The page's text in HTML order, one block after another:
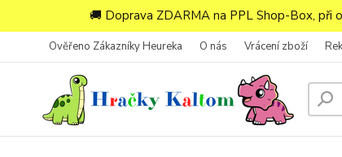
🚚 Doprava ZDARMA na PPL Shop-Box, při
Ověřeno Zákazníky Heureka O nás Vrácení zboží